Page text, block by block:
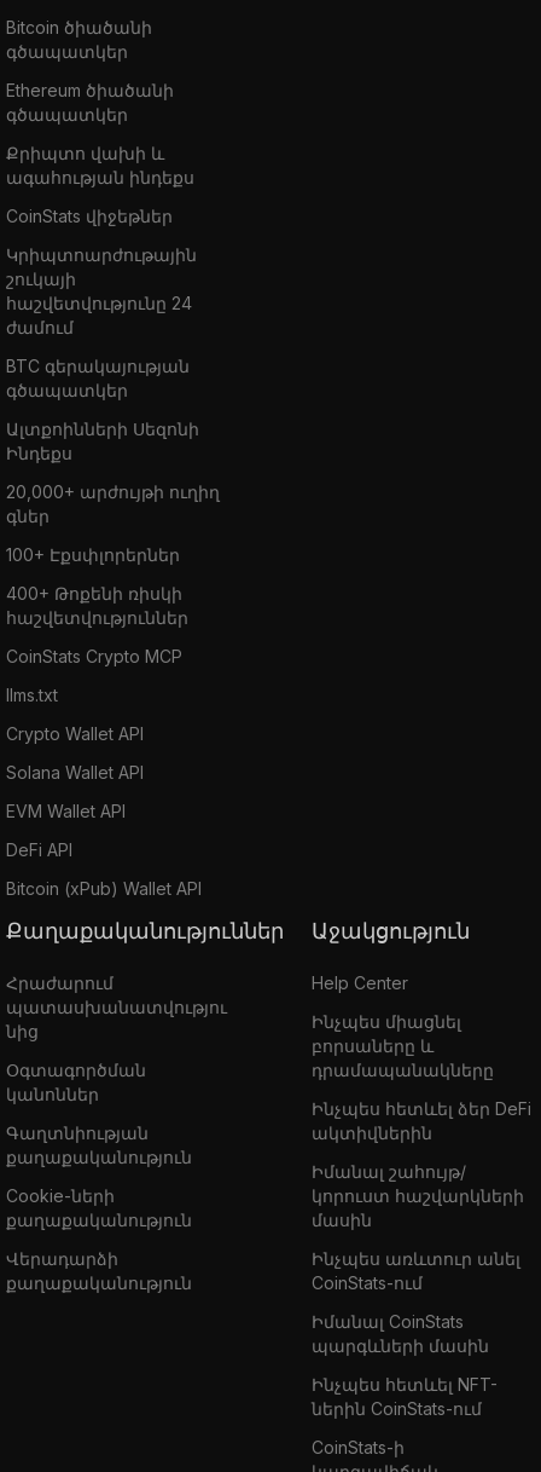
Bitcoin ծիածանի
գծապատկեր
Ethereum ծիածանի
գծապատկեր
Քրիպտո վախի և
ագահության ինդեքս
CoinStats վիջեթներ
Կրիպտոարժութային
շուկայի
հաշվետվությունը 24
ժամում
BTC գերակայության
գծապատկեր
Ալտքոինների Սեզոնի
Ինդեքս
20,000+ արժույթի ուղիղ
գներ
100+ Էքսփլորերներ
400+ Թոքենի ռիսկի
հաշվետվություններ
CoinStats Crypto MCP
llms.txt
Crypto Wallet API
Solana Wallet API
EVM Wallet API
DeFi API
Bitcoin (xPub) Wallet API
Քաղաքականություններ
Հրաժարում
պատասխանատվությու
նից
Օգտագործման
կանոններ
Գաղտնիության
քաղաքականություն
Cookie-ների
քաղաքականություն
Վերադարձի
քաղաքականություն
Աջակցություն
Help Center
Ինչպես միացնել
բորսաները և
դրամապանակները
Ինչպես հետևել ձեր DeFi
ակտիվներին
Իմանալ շահույթ/
կորուստ հաշվարկների
մասին
Ինչպես առևտուր անել
CoinStats-ում
Իմանալ CoinStats
պարգևների մասին
Ինչպես հետևել NFT-
ներին CoinStats-ում
CoinStats-ի